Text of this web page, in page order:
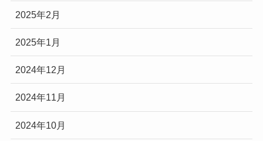
2025年2月
2025年1月
2024年12月
2024年11月
2024年10月